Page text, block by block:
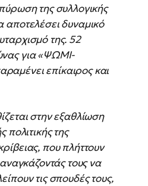
της συλλογικής
αποτελέσει δυναμικό
της. 52
για «ΨΩΜΙ-
επίκαιρος και
στην εξαθλίωση
πολιτικής της
που πλήττουν
αναγκάζοντάς τους να
τις σπουδές τους,